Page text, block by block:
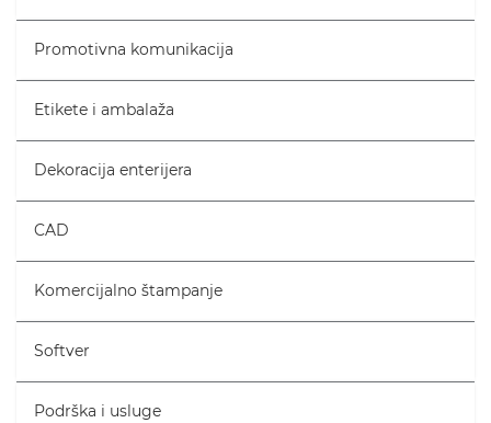
Promotivna komunikacija
Etikete i ambalaža
Dekoracija enterijera
CAD
Komercijalno štampanje
Softver
Podrška i usluge